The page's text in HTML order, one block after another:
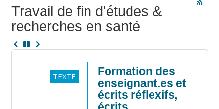
Travail de fin d'études &
recherches en santé
TEXTE
Formation des
enseignant.es et
écrits réflexifs,